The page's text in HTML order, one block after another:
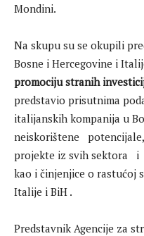
Mondini.
Na skupu su se okupili
Bosne i Hercegovine i
promociju stranih
predstavio prisutnima
italijanskih kompanija u
neiskorištene
projekte iz svih sektora i
kao i činjenjice o rastućoj
Italije i BiH .
Predstavnik Agencije za